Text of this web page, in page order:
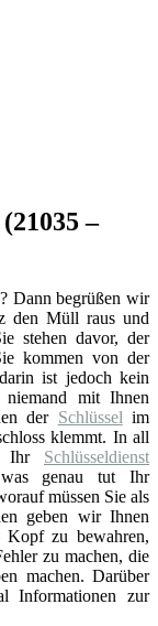
–
Dann begrüßen wir
den Müll raus und
stehen davor, der
kommen von der
ist jedoch kein
niemand mit Ihnen
der Schlüssel im
klemmt. In all
Ihr Schlüsseldienst
genau tut Ihr
müssen Sie als
geben wir Ihnen
zu bewahren,
zu machen, die
machen. Darüber
Informationen zur